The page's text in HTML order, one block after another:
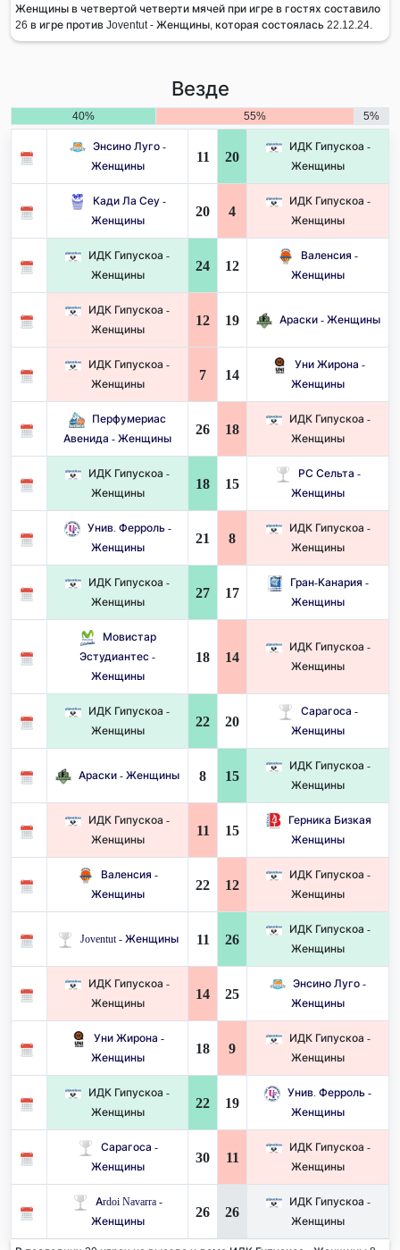
Женщины в четвертой четверти мячей при игре в гостях составило
26 в игре против Joventut - Женщины, которая состоялась 22.12.24.
Везде
40% 55% 5%
Энсино Луго -
Женщины
11 20
ИДК Гипускоа -
Женщины
Кади Ла Сеу -
Женщины
20 4
ИДК Гипускоа -
Женщины
ИДК Гипускоа -
Женщины
24 12
Валенсия -
Женщины
ИДК Гипускоа -
Женщины
12 19 Араски - Женщины
ИДК Гипускоа -
Женщины
7 14
Уни Жирона -
Женщины
Перфумериас
Авенида - Женщины
26 18
ИДК Гипускоа -
Женщины
ИДК Гипускоа -
Женщины
18 15
РС Сельта -
Женщины
Унив. Ферроль -
Женщины
21 8
ИДК Гипускоа -
Женщины
ИДК Гипускоа -
Женщины
27 17
Гран-Канария -
Женщины
Мовистар
Эстудиантес -
Женщины
18 14
ИДК Гипускоа -
Женщины
ИДК Гипускоа -
Женщины
22 20
Сарагоса -
Женщины
Араски - Женщины 8 15
ИДК Гипускоа -
Женщины
ИДК Гипускоа -
Женщины
11 15
Герника Бизкая
Женщины
Валенсия -
Женщины
22 12
ИДК Гипускоа -
Женщины
Joventut - Женщины 11 26
ИДК Гипускоа -
Женщины
ИДК Гипускоа -
Женщины
14 25
Энсино Луго -
Женщины
Уни Жирона -
Женщины
18 9
ИДК Гипускоа -
Женщины
ИДК Гипускоа -
Женщины
22 19
Унив. Ферроль -
Женщины
Сарагоса -
Женщины
30 11
ИДК Гипускоа -
Женщины
Ardoi Navarra -
Женщины
26 26
ИДК Гипускоа -
Женщины